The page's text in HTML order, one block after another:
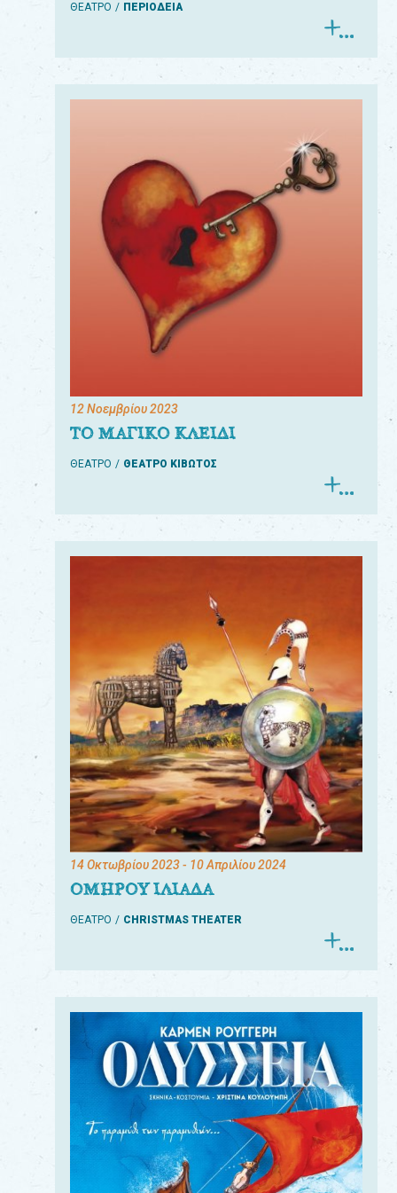
ΘΕΑΤΡΟ ΠΕΡΙΟΔΕΙΑ
12 Νοεμβρίου 2023
ΤΟ ΜΑΓΙΚΟ ΚΛΕΙΔΙ
ΘΕΑΤΡΟ ΘΕΑΤΡΟ ΚΙΒΩΤΟΣ
14 Οκτωβρίου 2023- 10 Απριλίου 2024
ΟΜΗΡΟΥ ΙΛΙΑΔΑ
ΘΕΑΤΡΟ CHRISTMAS THEATER